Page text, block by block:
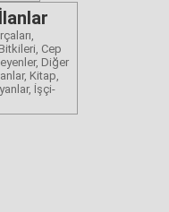
Cep
Diğer
Kitap,
İşçi-